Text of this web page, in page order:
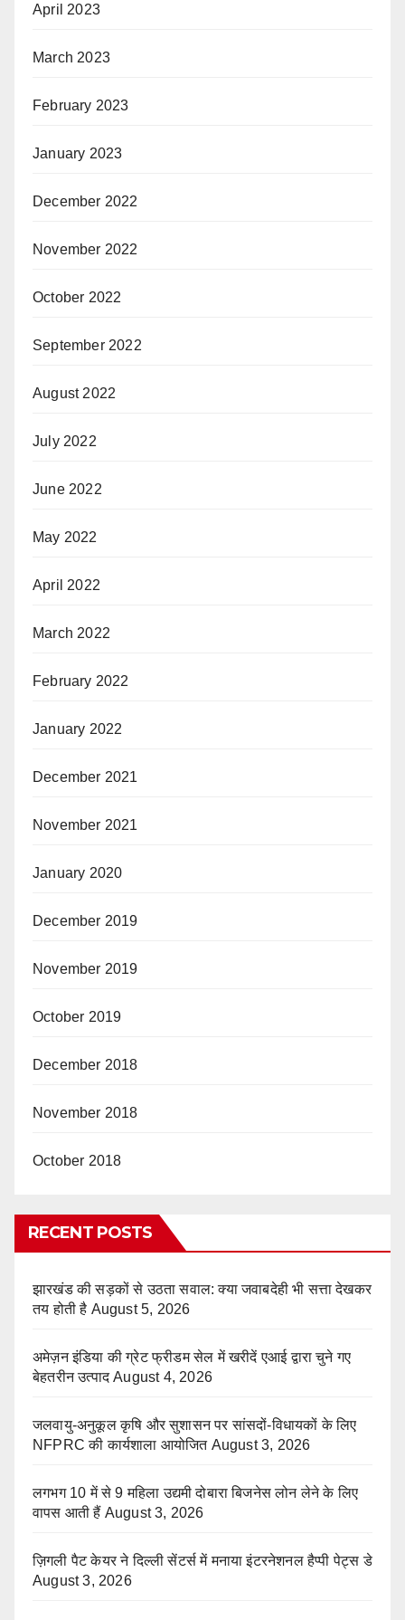
April 2023
March 2023
February 2023
January 2023
December 2022
November 2022
October 2022
September 2022
August 2022
July 2022
June 2022
May 2022
April 2022
March 2022
February 2022
January 2022
December 2021
November 2021
January 2020
December 2019
November 2019
October 2019
December 2018
November 2018
October 2018
RECENT POSTS
झारखंड की सड़कों से उठता सवाल: क्या जवाबदेही भी सत्ता देखकर
तय होती है August 5, 2026
अमेज़न इंडिया की ग्रेट फ्रीडम सेल में खरीदें एआई द्वारा चुने गए
बेहतरीन उत्पाद August 4, 2026
जलवायु-अनुकूल कृषि और सुशासन पर सांसदों-विधायकों के लिए
NFPRC की कार्यशाला आयोजित August 3, 2026
लगभग 10 में से 9 महिला उद्यमी दोबारा बिजनेस लोन लेने के लिए
वापस आती हैं August 3, 2026
ज़िगली पैट केयर ने दिल्ली सेंटर्स में मनाया इंटरनेशनल हैप्पी पेट्स डे
August 3, 2026